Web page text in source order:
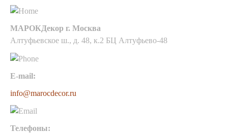
МАРОКДекор г. Москва
Алтуфьевское ш., д. 48, к.2 БЦ Алтуфьево-48
E-mail:
info@marocdecor.ru
Телефоны: